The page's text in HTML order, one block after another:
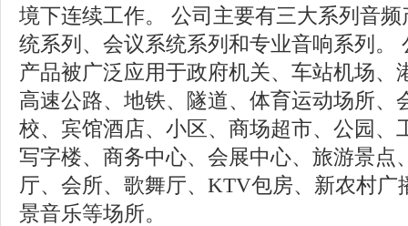
境下连续工作。 公司主要有三大系列音
统系列、会议系统系列和专业音响系列。
产品被广泛应用于政府机关、车站机场、
高速公路、地铁、隧道、体育运动场所、
校、宾馆酒店、小区、商场超市、公园、
写字楼、商务中心、会展中心、旅游景点
厅、会所、歌舞厅、KTV包房、新农村广
景音乐等场所。